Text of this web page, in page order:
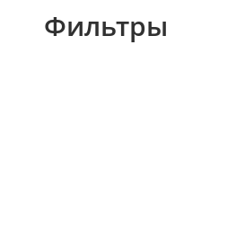
Фильтры